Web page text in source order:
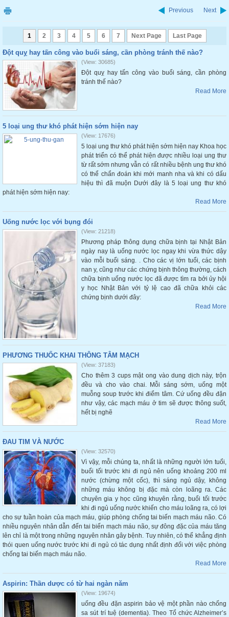
Previous Next
1 2 3 4 5 6 7 Next Page Last Page
Đột quỵ hay tấn công vào buổi sáng, cần phòng tránh thế nào?
(View: 30685)
Đột quỵ hay tấn công vào buổi sáng, cần phòng
tránh thế nào?
Read More
5 loại ung thư khó phát hiện sớm hiện nay
(View: 17676)
5 loại ung thư khó phát hiện sớm hiện nay Khoa học
phát triển có thể phát hiện được nhiều loại ung thư
từ rất sớm nhưng vẫn có rất nhiều bệnh ung thư khó
có thể chẩn đoán khi mới manh nha và khi có dấu
hiệu thì đã muộn Dưới đây là 5 loại ung thư khó
phát hiện sớm hiện nay:
Read More
Uống nước lọc với bụng đói
(View: 21218)
Phương pháp thông dụng chữa bịnh tại Nhật Bản
ngày nay là uống nước lọc ngay khi vừa thức dậy
vào mỗi buổi sáng. . Cho các vị lớn tuổi, các bịnh
nan y, cũng như các chứng bịnh thông thường, cách
chữa bịnh uống nước lọc đã được tìm ra bởi ủy hội
y học Nhật Bản với tỷ lệ cao đã chữa khỏi các
chứng bịnh dưới đây:
Read More
PHƯƠNG THUỐC KHAI THÔNG TÂM MẠCH
(View: 37183)
Cho thêm 3 cups mật ong vào dung dịch này, trộn
đều và cho vào chai. Mỗi sáng sớm, uống một
muỗng soup trước khi điểm tâm. Cứ uống đều đặn
như vậy, các mạch máu ở tim sẽ được thông suốt,
hết bị nghẽ
Read More
ĐAU TIM VÀ NƯỚC
(View: 32570)
Vì vậy, mỗi chúng ta, nhất là những người lớn tuổi,
buổi tối trước khi đi ngủ nên uống khoảng 200 ml
nước (chừng một cốc), thì sáng ngủ dậy, không
những máu không bị đặc mà còn loãng ra. Các
chuyên gia y học cũng khuyên rằng, buổi tối trước
khi đi ngủ uống nước khiến cho máu loãng ra, có lợi
cho sự tuần hoàn của mạch máu, giúp phòng chống tai biến mạch máu não. Có
nhiều nguyên nhân dẫn đến tai biến mạch máu não, sự đông đặc của máu tăng
lên chỉ là một trong những nguyên nhân gây bệnh. Tuy nhiên, có thể khẳng định
thói quen uống nước trước khi đi ngủ có tác dụng nhất định đối với việc phòng
chống tai biến mạch máu não.
Read More
Aspirin: Thần dược có từ hai ngàn năm
(View: 19674)
uống đều đặn aspirin bảo vệ một phần nào chống
sa sút trí tuệ (dementia). Theo Tổ chức Alzheimer’s